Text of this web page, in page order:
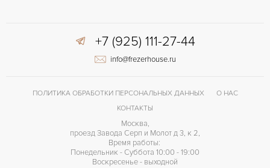
+7 (925) 111-27-44
info@frezerhouse.ru
ПОЛИТИКА ОБРАБОТКИ ПЕРСОНАЛЬНЫХ ДАННЫХ
О НАС
КОНТАКТЫ
Москва,
проезд Завода Серп и Молот д 3, к 2,
Время работы:
Понедельник - Суббота 10:00 - 19:00
Воскресенье - выходной